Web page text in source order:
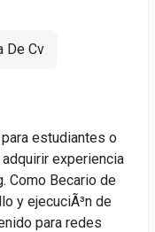
De Cv
estudiantes o
experiencia
Como Becario de
y ejecuciÃ³n de
para redes